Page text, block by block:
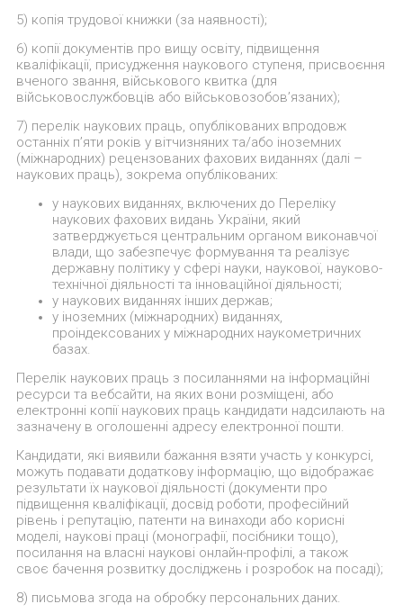
5) копія трудової книжки (за наявності);
6) копії документів про вищу освіту, підвищення
кваліфікації, присудження наукового ступеня, присвоєння
вченого звання, військового квитка (для
військовослужбовців або військовозобов’язаних);
7) перелік наукових праць, опублікованих впродовж
останніх п’яти років у вітчизняних та/або іноземних
(міжнародних) рецензованих фахових виданнях (далі –
наукових праць), зокрема опублікованих:
у наукових виданнях, включених до Переліку
наукових фахових видань України, який
затверджується центральним органом виконавчої
влади, що забезпечує формування та реалізує
державну політику у сфері науки, наукової, науково-
технічної діяльності та інноваційної діяльності;
у наукових виданнях інших держав;
у іноземних (міжнародних) виданнях,
проіндексованих у міжнародних наукометричних
базах.
Перелік наукових праць з посиланнями на інформаційні
ресурси та вебсайти, на яких вони розміщені, або
електронні копії наукових праць кандидати надсилають на
зазначену в оголошенні адресу електронної пошти.
Кандидати, які виявили бажання взяти участь у конкурсі,
можуть подавати додаткову інформацію, що відображає
результати їх наукової діяльності (документи про
підвищення кваліфікації, досвід роботи, професійний
рівень і репутацію, патенти на винаходи або корисні
моделі, наукові праці (монографії, посібники тощо),
посилання на власні наукові онлайн-профілі, а також
своє бачення розвитку досліджень і розробок на посаді);
8) письмова згода на обробку персональних даних.